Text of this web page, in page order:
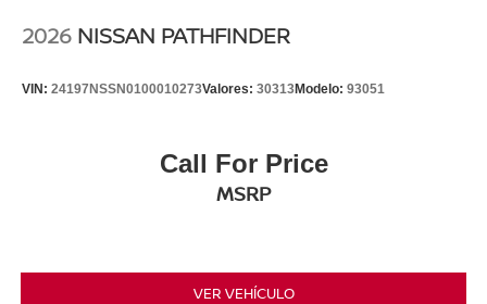
2026 NISSAN PATHFINDER
VIN: 24197NSSN0100010273Valores: 30313Modelo: 93051
Call For Price
MSRP
VER VEHÍCULO